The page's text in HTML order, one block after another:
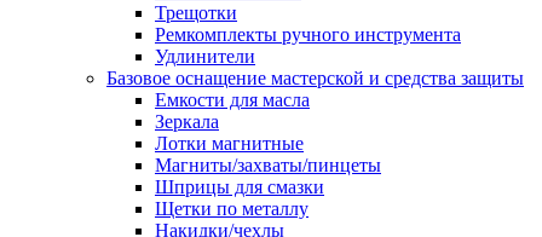
Трещотки
Ремкомплекты ручного инструмента
Удлинители
Базовое оснащение мастерской и средства защиты
Емкости для масла
Зеркала
Лотки магнитные
Магниты/захваты/пинцеты
Шприцы для смазки
Щетки по металлу
Накидки/чехлы